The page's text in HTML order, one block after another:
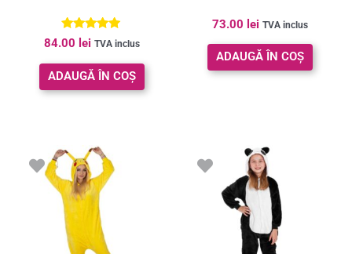
Evaluat la
5.00
din 5
84.00 lei TVA inclus
ADAUGĂ ÎN COȘ
73.00 lei TVA inclus
ADAUGĂ ÎN COȘ